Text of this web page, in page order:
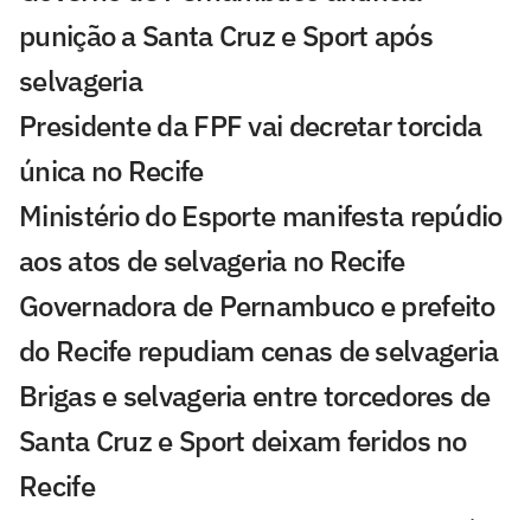
punição a Santa Cruz e Sport após
selvageria
Presidente da FPF vai decretar torcida
única no Recife
Ministério do Esporte manifesta repúdio
aos atos de selvageria no Recife
Governadora de Pernambuco e prefeito
do Recife repudiam cenas de selvageria
Brigas e selvageria entre torcedores de
Santa Cruz e Sport deixam feridos no
Recife